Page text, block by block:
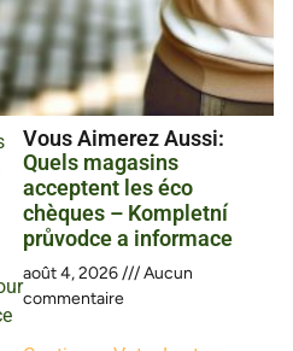
Vous Aimerez Aussi :
Quels magasins
acceptent les éco
chèques – Kompletní
průvodce a informace
août 4, 2026
Aucun
commentaire